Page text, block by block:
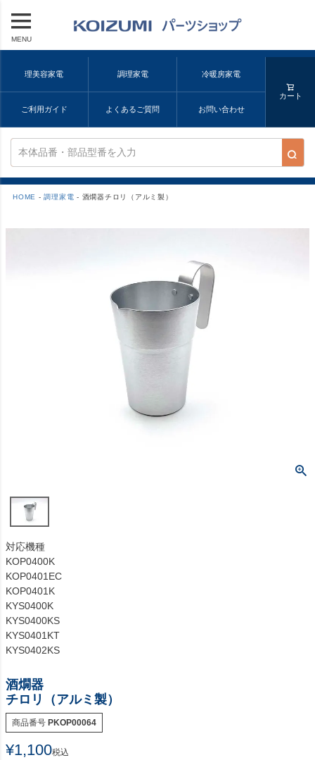
MENU
理美容家電 調理家電 冷暖房家電
ご利用ガイド よくあるご質問 お問い合わせ
カート
HOME 調理家電 酒燗器チロリ（アルミ製）
対応機種
KOP0400K
KOP0401EC
KOP0401K
KYS0400K
KYS0400KS
KYS0401KT
KYS0402KS
酒燗器
チロリ（アルミ製）
商品番号 PKOP00064
¥1,100税込